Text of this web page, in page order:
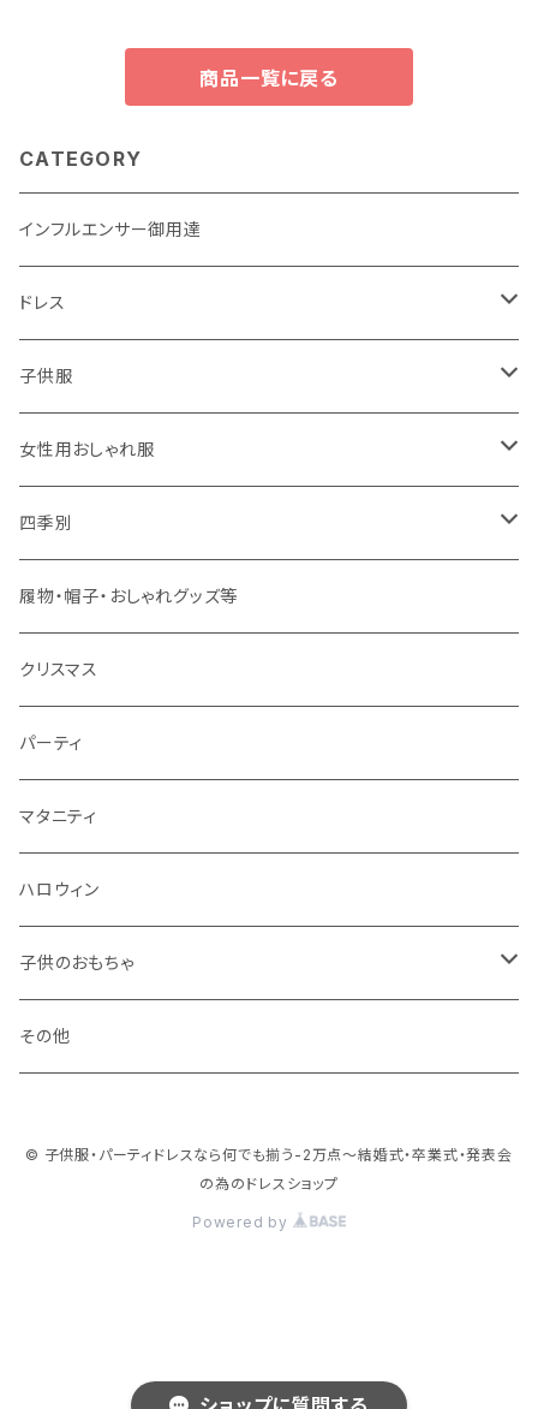
商品一覧に戻る
CATEGORY
インフルエンサー御用達
ドレス
子供用
大人用
子供服
男の子用
春夏用
秋冬用
女の子用
春夏用
秋冬用
女性用おしゃれ服
ドレス
春夏用
秋冬用
四季別
春
夏
秋
冬
履物・帽子・おしゃれグッズ等
クリスマス
パーティ
マタニティ
ハロウィン
子供のおもちゃ
ブロック系
その他
© 子供服・パーティドレスなら何でも揃う-2万点～結婚式・卒業式・発表会
の為のドレスショップ
Powered by